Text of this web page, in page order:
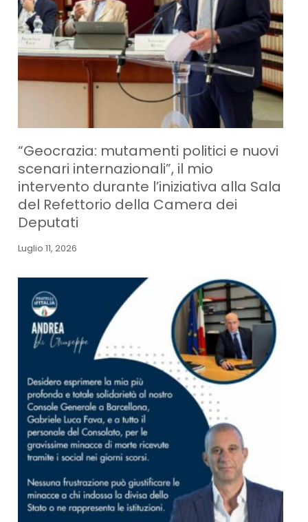
“Geocrazia: mutamenti politici e nuovi
scenari internazionali”, il mio
intervento durante l’iniziativa alla Sala
del Refettorio della Camera dei
Deputati
Luglio 11, 2026